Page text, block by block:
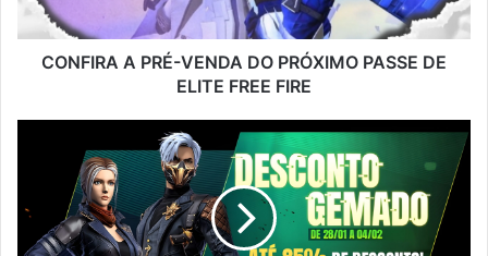
ELITE
FREECONFIRA A PRÉ-VENDA DO PRÓXIMO PASSE DE
ELITE FREE FIRE
CONFIRA